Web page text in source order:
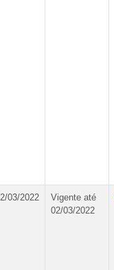
03/2022
Vigente até
02/03/2022